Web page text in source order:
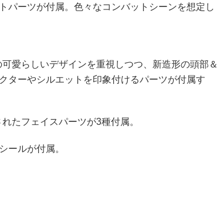
パーツが付属。色々なコンバットシーンを想定し
愛らしいデザインを重視しつつ、新造形の頭部＆
ターやシルエットを印象付けるパーツが付属す
たフェイスパーツが3種付属。
ールが付属。